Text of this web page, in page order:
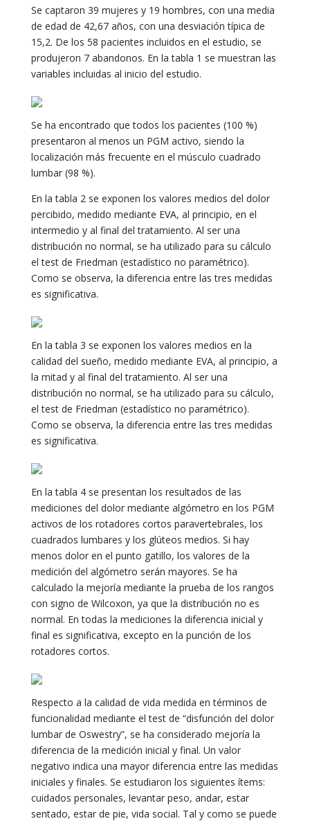
Se captaron 39 mujeres y 19 hombres, con una media
de edad de 42,67 años, con una desviación típica de
15,2. De los 58 pacientes incluidos en el estudio, se
produjeron 7 abandonos. En la tabla 1 se muestran las
variables incluidas al inicio del estudio.
Se ha encontrado que todos los pacientes (100 %)
presentaron al menos un PGM activo, siendo la
localización más frecuente en el músculo cuadrado
lumbar (98 %).
En la tabla 2 se exponen los valores medios del dolor
percibido, medido mediante EVA, al principio, en el
intermedio y al final del tratamiento. Al ser una
distribución no normal, se ha utilizado para su cálculo
el test de Friedman (estadístico no paramétrico).
Como se observa, la diferencia entre las tres medidas
es significativa.
En la tabla 3 se exponen los valores medios en la
calidad del sueño, medido mediante EVA, al principio, a
la mitad y al final del tratamiento. Al ser una
distribución no normal, se ha utilizado para su cálculo,
el test de Friedman (estadístico no paramétrico).
Como se observa, la diferencia entre las tres medidas
es significativa.
En la tabla 4 se presentan los resultados de las
mediciones del dolor mediante algómetro en los PGM
activos de los rotadores cortos paravertebrales, los
cuadrados lumbares y los glúteos medios. Si hay
menos dolor en el punto gatillo, los valores de la
medición del algómetro serán mayores. Se ha
calculado la mejoría mediante la prueba de los rangos
con signo de Wilcoxon, ya que la distribución no es
normal. En todas la mediciones la diferencia inicial y
final es significativa, excepto en la punción de los
rotadores cortos.
Respecto a la calidad de vida medida en términos de
funcionalidad mediante el test de “disfunción del dolor
lumbar de Oswestry”, se ha considerado mejoría la
diferencia de la medición inicial y final. Un valor
negativo indica una mayor diferencia entre las medidas
iniciales y finales. Se estudiaron los siguientes ítems:
cuidados personales, levantar peso, andar, estar
sentado, estar de pie, vida social. Tal y como se puede